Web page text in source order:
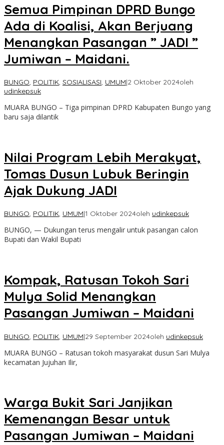
Semua Pimpinan DPRD Bungo
Ada di Koalisi, Akan Berjuang
Menangkan Pasangan ” JADI ”
Jumiwan – Maidani.
BUNGO, POLITIK, SOSIALISASI, UMUM|2 Oktober 2024oleh
udinkepsuk
MUARA BUNGO – Tiga pimpinan DPRD Kabupaten Bungo yang
baru saja dilantik
Nilai Program Lebih Merakyat,
Tomas Dusun Lubuk Beringin
Ajak Dukung JADI
BUNGO, POLITIK, UMUM|1 Oktober 2024oleh udinkepsuk
BUNGO, — Dukungan terus mengalir untuk pasangan calon
Bupati dan Wakil Bupati
Kompak, Ratusan Tokoh Sari
Mulya Solid Menangkan
Pasangan Jumiwan – Maidani
BUNGO POLITIK UMUM|29 September 2024oleh udinkepsuk
MUARA BUNGO – Ratusan tokoh masyarakat dusun Sari Mulya
kecamatan Jujuhan Ilir,
Warga Bukit Sari Janjikan
Kemenangan Besar untuk
Pasangan Jumiwan – Maidani